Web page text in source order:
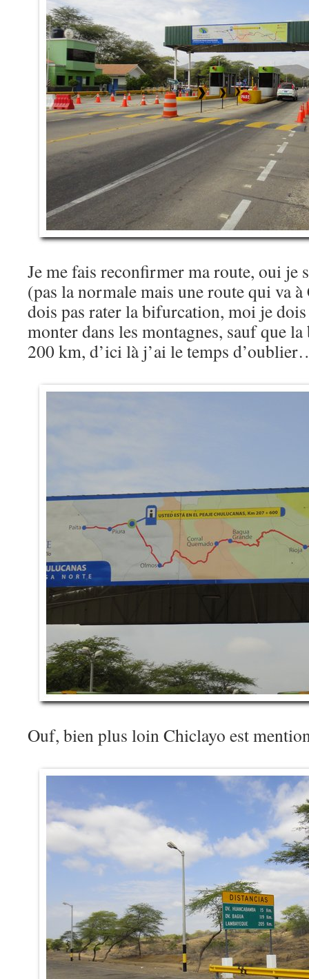
Je me fais reconfirmer ma route, oui je
(pas la normale mais une route qui va
dois pas rater la bifurcation, moi je
monter dans les montagnes, sauf que
200 km, d’ici là j’ai le temps
Ouf, bien plus loin Chiclayo est